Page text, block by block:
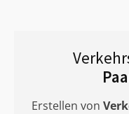
Erstellen von